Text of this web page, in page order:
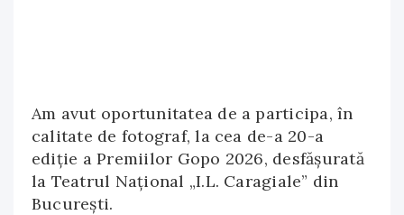
Am avut oportunitatea de a participa, în
calitate de fotograf, la cea de-a 20-a
ediție a Premiilor Gopo 2026, desfășurată
la Teatrul Național „I.L. Caragiale” din
București.